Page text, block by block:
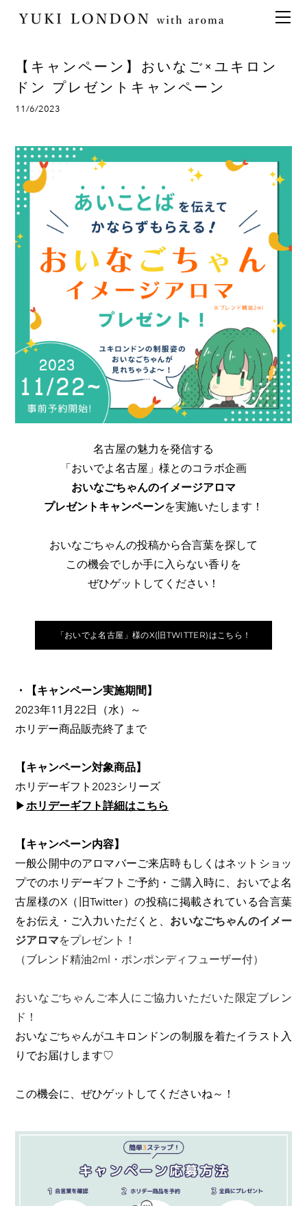
【キャンペーン】おいなご×ユキロン
ドン プレゼントキャンペーン
11/6/2023
名古屋の魅力を発信する
「おいでよ名古屋」様とのコラボ企画
おいなごちゃんのイメージアロマ
プレゼントキャンペーンを実施いたします！
おいなごちゃんの投稿から合言葉を探して
この機会でしか手に入らない香りを
ぜひゲットしてください！
「おいでよ名古屋」様のX(旧TWITTER)はこちら！
・【キャンペーン実施期間】
2023年11月22日（水）～
​ホリデー商品販売終了まで
【キャンペーン対象商品】
ホリデーギフト2023シリーズ
▶ホリデーギフト詳細はこちら
【キャンペーン内容】
一般公開中のアロマバーご来店時もしくはネットショッ
プでのホリデーギフトご予約・ご購入時に、​ おいでよ名
古屋様のX（旧Twitter）の投稿に掲載されている合言葉
をお伝え・ご入力いただくと、 おいなごちゃんのイメー
ジアロマをプレゼント！
（ブレンド精油2ml・ポンポンディフューザー付）
おいなごちゃんご本人にご協力いただいた限定ブレン
ド！
おいなごちゃんがユキロンドンの制服を着たイラスト入
りでお届けします♡
この機会に、ぜひゲットしてくださいね～！
最新情報
メディア情報
イベント情報
アロマイベント／講習会
イベント
天然アロマ講座
アロマ空間デザイン
アロマ空間導入の目的・メリット
お問い合わせ
精油56種
グッズ基材
名入れギフト
特別なギフトセレクション